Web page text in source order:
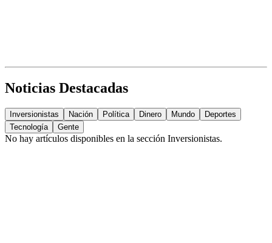
Noticias Destacadas
Inversionistas Nación Política Dinero Mundo
Deportes
Tecnología
Gente
No hay artículos disponibles en la sección Inversionistas.